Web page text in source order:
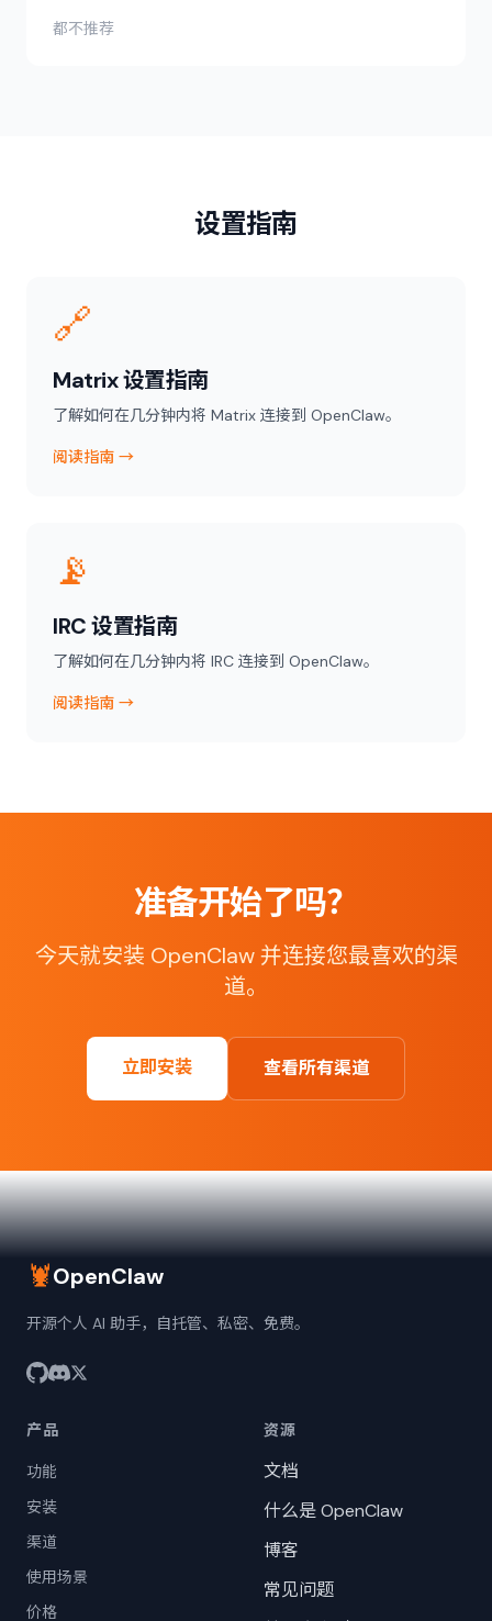
都不推荐
设置指南
🔗
Matrix 设置指南
了解如何在几分钟内将 Matrix 连接到 OpenClaw。
阅读指南 →
📡
IRC 设置指南
了解如何在几分钟内将 IRC 连接到 OpenClaw。
阅读指南 →
准备开始了吗？
今天就安装 OpenClaw 并连接您最喜欢的渠
道。
立即安装 查看所有渠道
🦞OpenClaw
开源个人 AI 助手，自托管、私密、免费。
产品
功能
安装
渠道
使用场景
价格
资源
文档
什么是 OpenClaw
博客
常见问题